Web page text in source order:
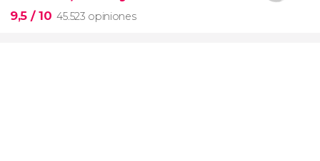
entrada preferente
9,5 / 10 45.523 opiniones